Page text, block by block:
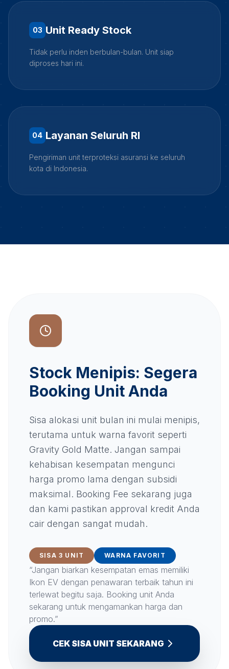
03 Unit Ready Stock
Tidak perlu inden berbulan-bulan. Unit siap
diproses hari ini.
04 Layanan Seluruh RI
Pengiriman unit terproteksi asuransi ke seluruh
kota di Indonesia.
Stock Menipis: Segera
Booking Unit Anda
Sisa alokasi unit bulan ini mulai menipis,
terutama untuk warna favorit seperti
Gravity Gold Matte. Jangan sampai
kehabisan kesempatan mengunci
harga promo lama dengan subsidi
maksimal. Booking Fee sekarang juga
dan kami pastikan approval kredit Anda
cair dengan sangat mudah.
SISA 3 UNIT WARNA FAVORIT
“Jangan biarkan kesempatan emas memiliki
Ikon EV dengan penawaran terbaik tahun ini
terlewat begitu saja. Booking unit Anda
sekarang untuk mengamankan harga dan
promo.”
CEK SISA UNIT SEKARANG